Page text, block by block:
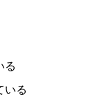
る
いる